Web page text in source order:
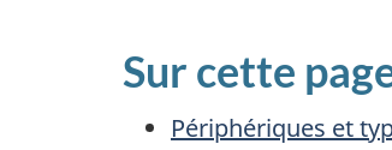
Sur cette
Périphériques et